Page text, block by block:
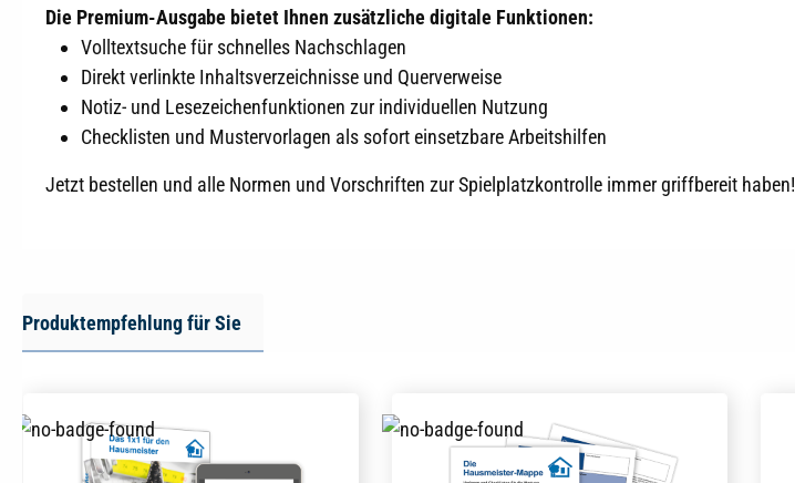
Die Premium-Ausgabe bietet Ihnen zusätzliche digitale Funktionen:
Volltextsuche für schnelles Nachschlagen
Direkt verlinkte Inhaltsverzeichnisse und Querverweise
Notiz- und Lesezeichenfunktionen zur individuellen Nutzung
Checklisten und Mustervorlagen als sofort einsetzbare Arbeitshilfen
Jetzt bestellen und alle Normen und Vorschriften zur Spielplatzkontrolle immer griffbereit haben!
Produktempfehlung für Sie